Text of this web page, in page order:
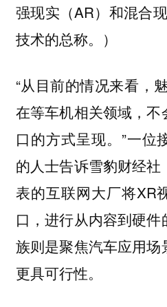
强现实（AR）和混合
技术的总称。）
“从目前的情况来看，
在等车机相关领域，不
口的方式呈现。”一位
的人士告诉雪豹财经
表的互联网大厂将XR
口，进行从内容到硬
族则是聚焦汽车应用
更具可行性。